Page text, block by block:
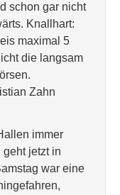
schon gar nicht
Knallhart:
maximal 5
die langsam
Zahn
immer
geht jetzt in
war eine